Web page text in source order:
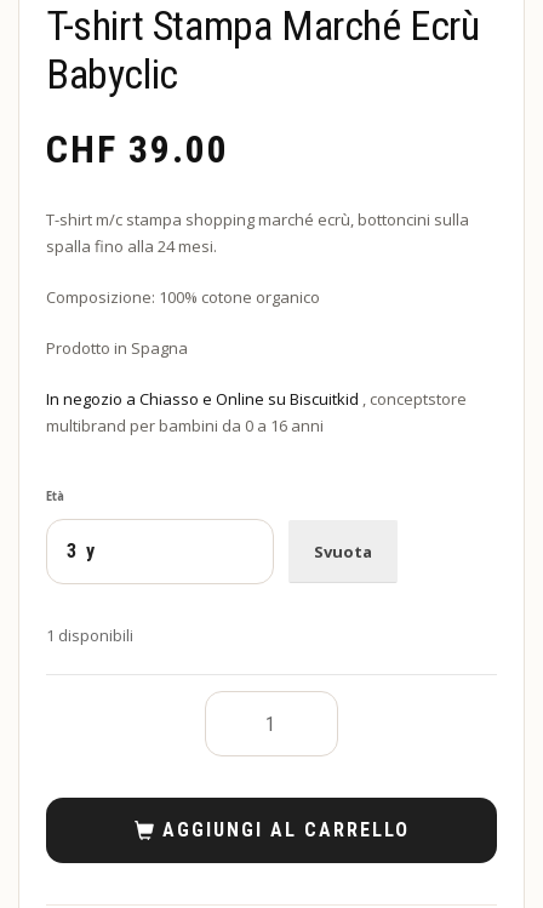
T-shirt Stampa Marché Ecrù
Babyclic
CHF 39.00
T-shirt m/c stampa shopping marché ecrù, bottoncini sulla
spalla fino alla 24 mesi.
Composizione: 100% cotone organico
Prodotto in Spagna
In negozio a Chiasso e Online su Biscuitkid , conceptstore
multibrand per bambini da 0 a 16 anni
Età
Svuota
1 disponibili
AGGIUNGI AL CARRELLO